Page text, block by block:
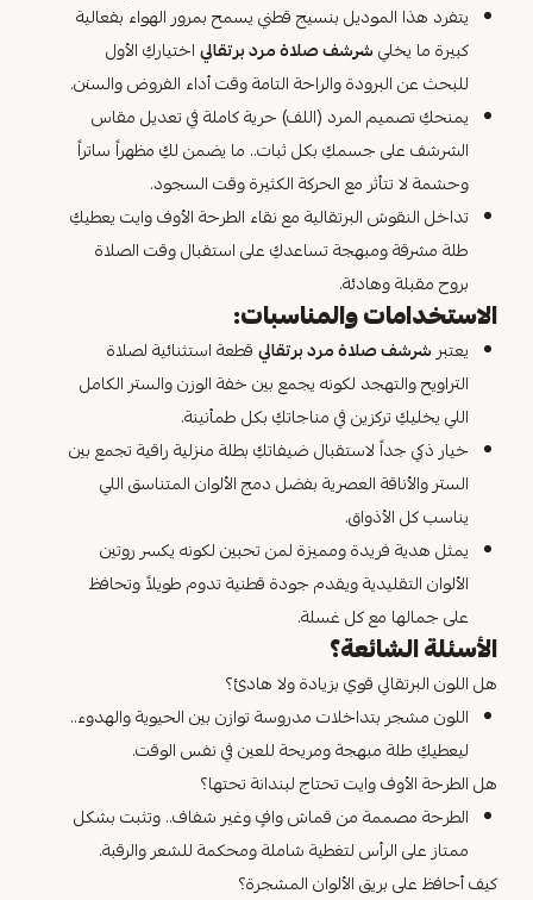
يتفرد هذا الموديل بنسيج قطني يسمح بمرور الهواء بفعالية
كبيرة ما يخليشرشف صلاة مرد برتقالياختياركِ الأول
للبحث عن البرودة والراحة التامة وقت أداء الفروض والسنن.
يمنحكِ تصميم المرد (اللف) حرية كاملة في تعديل مقاس
الشرشف على جسمكِ بكل ثبات.. ما يضمن لكِ مظهراً ساتراً
وحشمة لا تتأثر مع الحركة الكثيرة وقت السجود.
تداخل النقوش البرتقالية مع نقاء الطرحة الأوف وايت يعطيكِ
طلة مشرقة ومبهجة تساعدكِ على استقبال وقت الصلاة
بروح مقبلة وهادئة.
الاستخدامات والمناسبات:
يعتبر شرشف صلاة مرد برتقاليقطعة استثنائية لصلاة
التراويح والتهجد لكونه يجمع بين خفة الوزن والستر الكامل
اللي يخليكِ تركزين في مناجاتكِ بكل طمأنينة.
خيار ذكي جداً لاستقبال ضيفاتكِ بطلة منزلية راقية تجمع بين
الستر والأناقة العصرية بفضل دمج الألوان المتناسق اللي
يناسب كل الأذواق.
يمثل هدية فريدة ومميزة لمن تحبين لكونه يكسر روتين
الألوان التقليدية ويقدم جودة قطنية تدوم طويلاً وتحافظ
على جمالها مع كل غسلة.
الأسئلة الشائعة؟
هل اللون البرتقالي قوي بزيادة ولا هادئ؟
اللون مشجر بتداخلات مدروسة توازن بين الحيوية والهدوء..
ليعطيكِ طلة مبهجة ومريحة للعين في نفس الوقت.
هل الطرحة الأوف وايت تحتاج لبندانة تحتها؟
الطرحة مصممة من قماش وافٍ وغير شفاف.. وتثبت بشكل
ممتاز على الرأس لتغطية شاملة ومحكمة للشعر والرقبة.
كيف أحافظ على بريق الألوان المشجرة؟